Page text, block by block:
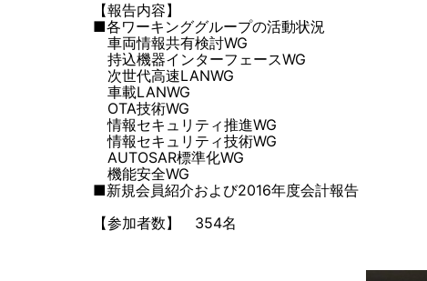
【報告内容】
■各ワーキンググループの活動状況
車両情報共有検討WG
持込機器インターフェースWG
次世代高速LANWG
車載LANWG
OTA技術WG
情報セキュリティ推進WG
情報セキュリティ技術WG
AUTOSAR標準化WG
機能安全WG
■新規会員紹介および2016年度会計報告
【参加者数】 354名